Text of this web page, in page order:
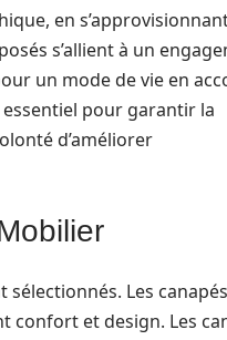
en
s’allient à un
un mode de vie en
essentiel pour garantir la
d’améliorer
Les
confort et design. Les